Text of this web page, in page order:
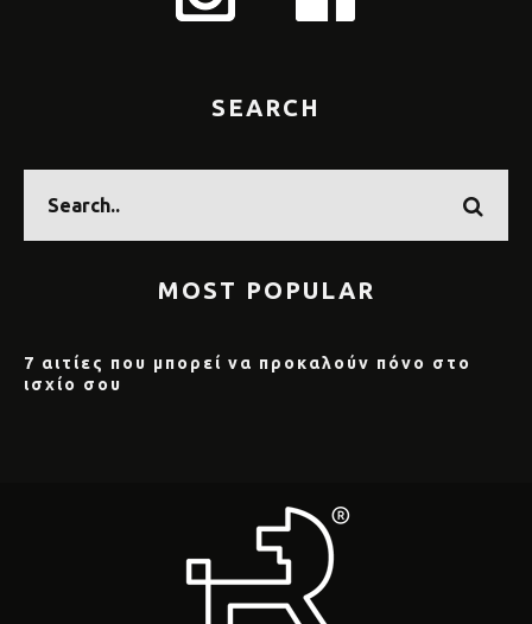
SEARCH
MOST POPULAR
7 αιτίες που μπορεί να προκαλούν πόνο στο
ισχίο σου